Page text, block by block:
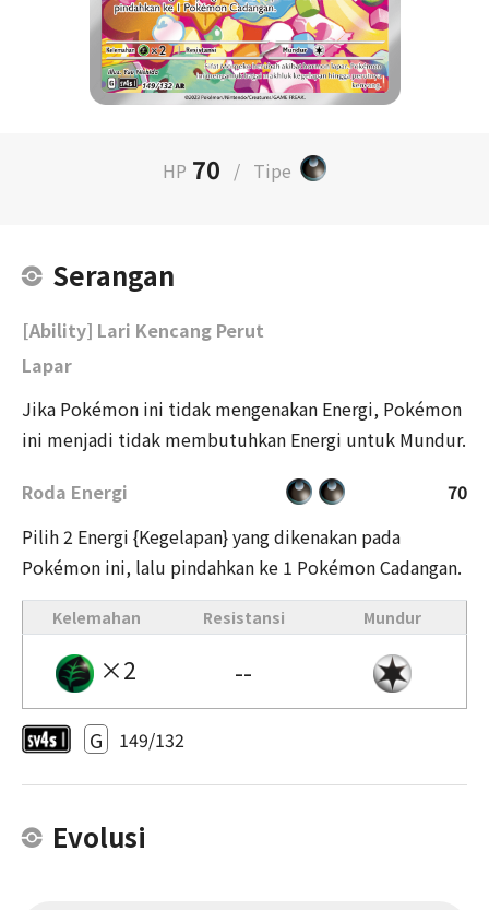
HP 70 / Tipe
Serangan
[Ability] Lari Kencang Perut
Lapar
Jika Pokémon ini tidak mengenakan Energi, Pokémon
ini menjadi tidak membutuhkan Energi untuk Mundur.
Roda Energi
70
Pilih 2 Energi {Kegelapan} yang dikenakan pada
Pokémon ini, lalu pindahkan ke 1 Pokémon Cadangan.
Kelemahan Resistansi Mundur
×2 --
G 149/132
Evolusi